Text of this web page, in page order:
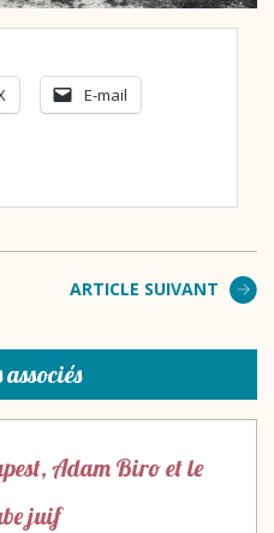
E-mail
ARTICLE SUIVANT
Adam Biro et le
juif